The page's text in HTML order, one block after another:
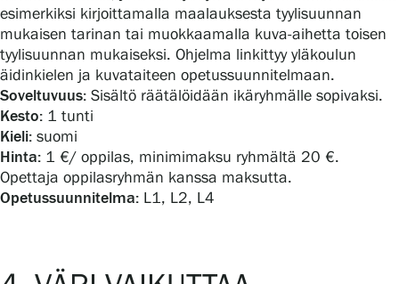
esimerkiksi kirjoittamalla maalauksesta tyylisuunnan
mukaisen tarinan tai muokkaamalla kuva-aihetta toisen
tyylisuunnan mukaiseksi. Ohjelma linkittyy yläkoulun
äidinkielen ja kuvataiteen opetussuunnitelmaan.
Soveltuvuus: Sisältö räätälöidään ikäryhmälle sopivaksi.
Kesto: 1 tunti
Kieli: suomi
Hinta: 1 €/ oppilas, minimimaksu ryhmältä 20 €.
Opettaja oppilasryhmän kanssa maksutta.
Opetussuunnitelma: L1, L2, L4